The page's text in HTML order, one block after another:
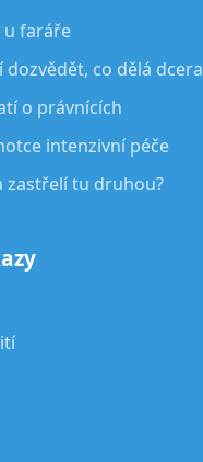
u faráře
co dělá dcera
o právnících
intenzivní péče
zastřelí tu druhou?